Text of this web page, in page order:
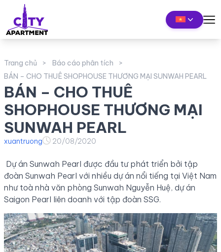
Trang chủ
Báo cáo phân tích
BÁN – CHO THUÊ SHOPHOUSE THƯƠNG MẠI SUNWAH PEARL
BÁN – CHO THUÊ
SHOPHOUSE THƯƠNG MẠI
SUNWAH PEARL
xuantruong 20/08/2020
Dự án Sunwah Pearl được đầu tư phát triển bởi tập
đoàn Sunwah Pearl với nhiều dự án nổi tiếng tại Việt Nam
như toà nhà văn phòng Sunwah Nguyễn Huệ, dự án
Saigon Pearl liên doanh với tập đoàn SSG.